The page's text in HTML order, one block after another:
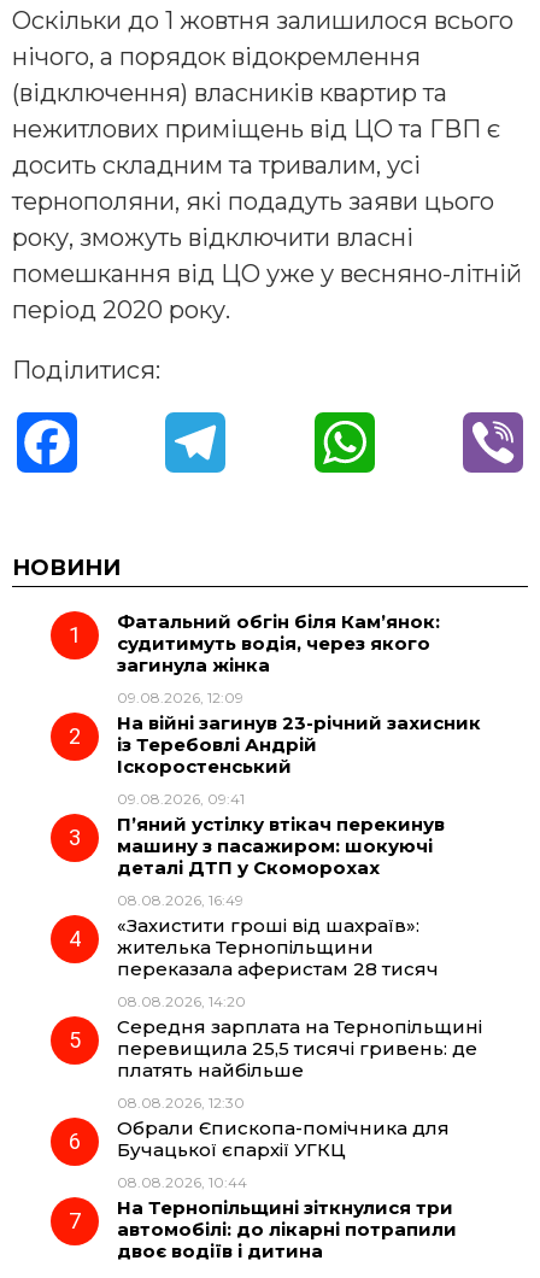
Оскільки до 1 жовтня залишилося всього
нічого, а порядок відокремлення
(відключення) власників квартир та
нежитлових приміщень від ЦО та ГВП є
досить складним та тривалим, усі
тернополяни, які подадуть заяви цього
року, зможуть відключити власні
помешкання від ЦО уже у весняно-літній
період 2020 року.
Поділитися:
c
e
o
k
e
r
a
m
t
p
НОВИНИ
Фатальний обгін біля Кам’янок:
судитимуть водія, через якого
загинула жінка
09.08.2026, 12:09
На війні загинув 23-річний захисник
із Теребовлі Андрій
Іскоростенський
09.08.2026, 09:41
П’яний устілку втікач перекинув
машину з пасажиром: шокуючі
деталі ДТП у Скоморохах
08.08.2026, 16:49
«Захистити гроші від шахраїв»:
жителька Тернопільщини
переказала аферистам 28 тисяч
08.08.2026, 14:20
Середня зарплата на Тернопільщині
перевищила 25,5 тисячі гривень: де
платять найбільше
08.08.2026, 12:30
Обрали Єпископа-помічника для
Бучацької єпархії УГКЦ
08.08.2026, 10:44
На Тернопільщині зіткнулися три
автомобілі: до лікарні потрапили
двоє водіїв і дитина